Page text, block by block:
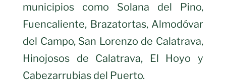
municipios como Solana del Pino,
Fuencaliente, Brazatortas, Almodóvar
del Campo, San Lorenzo de Calatrava,
Hinojosos de Calatrava, El Hoyo y
Cabezarrubias del Puerto.